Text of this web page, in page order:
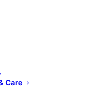
Care
NEU
für Wax Heater